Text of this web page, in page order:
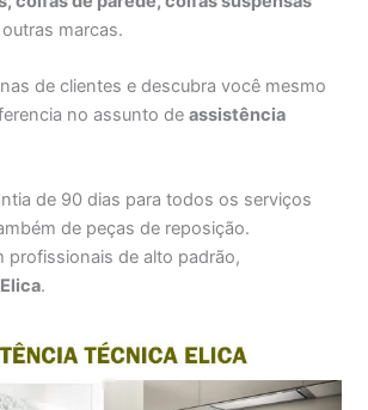
marcas.
de clientes e descubra você mesmo
no assunto deassistência
de 90 dias para todos os serviços
de peças de reposição.
profissionais de alto padrão,
.